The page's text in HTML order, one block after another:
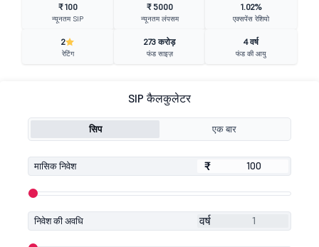
₹ 100
न्यूनतम SIP
₹ 5000
न्यूनतम लंपसम
1.02%
एक्सपेंस रेशियो
2
रेटिंग
273 करोड़
फंड साइज़
4 वर्ष
फंड की आयु
SIP कैलकुलेटर
सिप एक बार
मासिक निवेश ₹
₹
निवेश की अवधि वर्ष